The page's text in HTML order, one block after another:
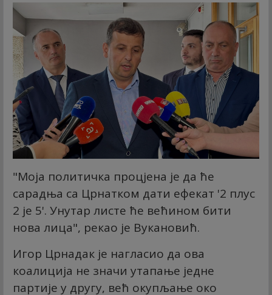
"Моја политичка процјена је да ће
сарадња са Црнатком дати ефекат '2 плус
2 је 5'. Унутар листе ће већином бити
нова лица", рекао је Вукановић.
Игор Црнадак је нагласио да ова
коалиција не значи утапање једне
партије у другу, већ окупљање око